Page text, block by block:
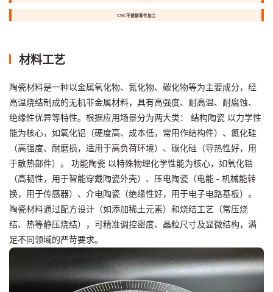
CNC不锈钢零件加工
材料工艺
陶瓷材料是一种以金属氧化物、氮化物、碳化物等为主要成分，经
高温烧结制成的无机非金属材料，具有高强度、耐高温、耐腐蚀、
绝缘性优异等特性。根据应用场景分为两大类： 结构陶瓷 以力学性
能为核心，如氧化铝（硬度高、成本低，常用作结构件）、氮化硅
（高强度、耐磨损，适用于高负荷环境）、碳化硅（导热性好，用
于散热部件）。 功能陶瓷 以特殊物理化学性能为核心，如氧化锆
（高韧性，用于智能穿戴陶瓷外壳）、压电陶瓷（电能 - 机械能转
换，用于传感器）、介电陶瓷（绝缘性好，用于电子电路基板）。
陶瓷材料通过配方设计（如添加稀土元素）和烧结工艺（常压烧
结、热等静压烧结），可精准调控密度、晶粒尺寸及显微结构，满
足不同领域的严苛要求。